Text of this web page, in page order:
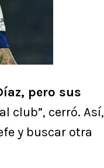
pero sus
club”, cerró. Así,
y buscar otra